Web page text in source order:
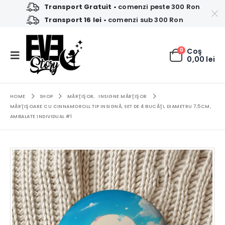
Transport Gratuit • comenzi peste 300 Ron
Transport 16 lei • comenzi sub 300 Ron
0 Coş
0,00 lei
HOME SHOP MĂRŢIŞOR,
INSIGNE MĂRŢIŞOR
MĂRŢIŞOARE CU CINNAMOROLL TIP INSIGNĂ, SET DE 4 BUCĂŢI, DIAMETRU 7,5CM,
AMBALATE INDIVIDUAL #1